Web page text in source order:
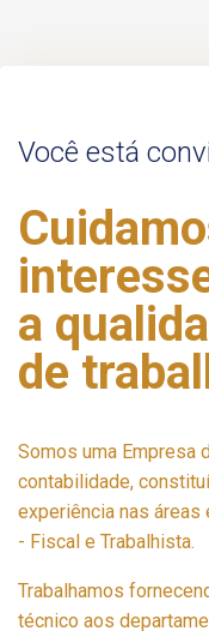
Você está
a
de
Somos uma Empresa
contabilidade,
experiência nas áreas
- Fiscal e Trabalhista.
Trabalhamos
técnico aos